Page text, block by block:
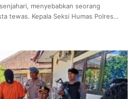
menyebabkan seorang
tewas. Kepala Seksi Humas Polres…